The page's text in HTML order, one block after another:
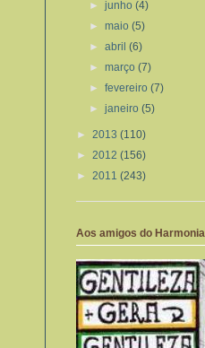
►junho(4)
►maio(5)
►abril(6)
►março(7)
►fevereiro(7)
►janeiro(5)
► 2013 (110)
► 2012 (156)
► 2011 (243)
Aos amigos do Harmonia